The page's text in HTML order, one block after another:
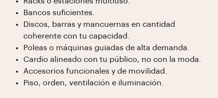
Bancos suficientes.
Discos, barras y mancuernas en cantidad
coherente con tu capacidad.
Poleas o máquinas guiadas de alta demanda.
Cardio alineado con tu público, no con la moda.
Accesorios funcionales y de movilidad.
Piso, orden, ventilación e iluminación.